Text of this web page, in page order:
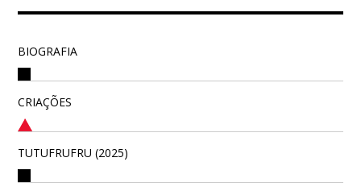
BIOGRAFIA
CRIAÇÕES
TUTUFRUFRU (2025)